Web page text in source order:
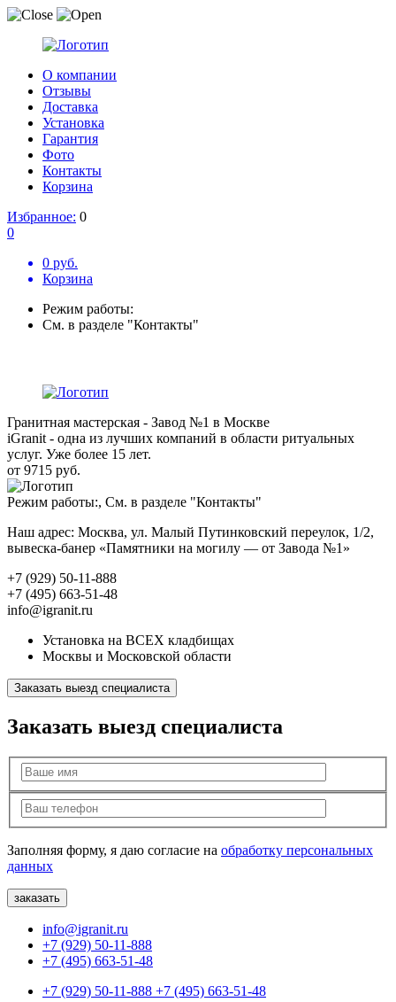
О компании
Отзывы
Доставка
Установка
Гарантия
Фото
Контакты
Корзина
Избранное: 0
0
0 руб.
Корзина
Режим работы:
См. в разделе "Контакты"
Гранитная мастерская - Завод №1 в Москве
iGranit - одна из лучших компаний в области ритуальных
услуг. Уже более 15 лет.
от 9715 руб.
Режим работы:, См. в разделе "Контакты"
Наш адрес: Москва, ул. Малый Путинковский переулок, 1/2,
вывеска-банер «Памятники на могилу — от Завода №1»
+7 (929) 50-11-888
+7 (495) 663-51-48
info@igranit.ru
Установка на ВСЕХ кладбищах
Москвы и Московской области
Заказать выезд специалиста
Заказать выезд специалиста
Заполняя форму, я даю согласие на обработку персональных
данных
info@igranit.ru
+7 (929) 50-11-888
+7 (495) 663-51-48
+7 (929) 50-11-888 +7 (495) 663-51-48